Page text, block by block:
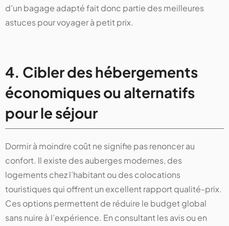
d’un bagage adapté fait donc partie des meilleures
astuces pour voyager à petit prix.
4. Cibler des hébergements
économiques ou alternatifs
pour le séjour
Dormir à moindre coût ne signifie pas renoncer au
confort. Il existe des auberges modernes, des
logements chez l’habitant ou des colocations
touristiques qui offrent un excellent rapport qualité-prix.
Ces options permettent de réduire le budget global
sans nuire à l’expérience. En consultant les avis ou en